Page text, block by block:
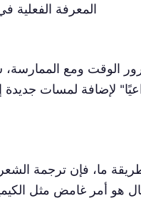
المعرفة الفعلية
الوقت ومع الممارسة،
لإضافة لمسات جديدة
ما، فإن ترجمة
هو أمر غامض مثل